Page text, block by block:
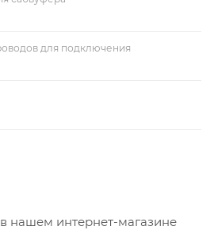
для подключения
нашем интернет-магазине